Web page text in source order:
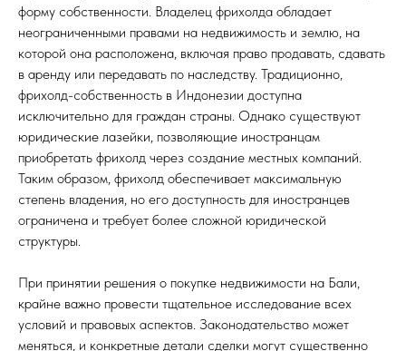
форму собственности. Владелец фрихолда обладает
неограниченными правами на недвижимость и землю, на
которой она расположена, включая право продавать, сдавать
в аренду или передавать по наследству. Традиционно,
фрихолд-собственность в Индонезии доступна
исключительно для граждан страны. Однако существуют
юридические лазейки, позволяющие иностранцам
приобретать фрихолд через создание местных компаний.
Таким образом, фрихолд обеспечивает максимальную
степень владения, но его доступность для иностранцев
ограничена и требует более сложной юридической
структуры.
При принятии решения о покупке недвижимости на Бали,
крайне важно провести тщательное исследование всех
условий и правовых аспектов. Законодательство может
меняться, и конкретные детали сделки могут существенно